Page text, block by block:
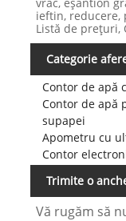
ieftin, reducere,
Listă de prețuri,
Categorie
Contor de apă
Contor de apă
supapei
Apometru cu
Contor
Trimite o
Vă rugăm să